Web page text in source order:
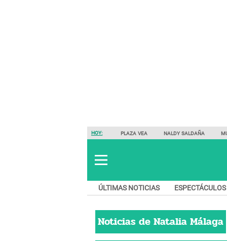
HOY: PLAZA VEA NALDY SALDAÑA
ÚLTIMAS NOTICIAS ESPECTÁCULOS
Noticias deNatalia Málaga